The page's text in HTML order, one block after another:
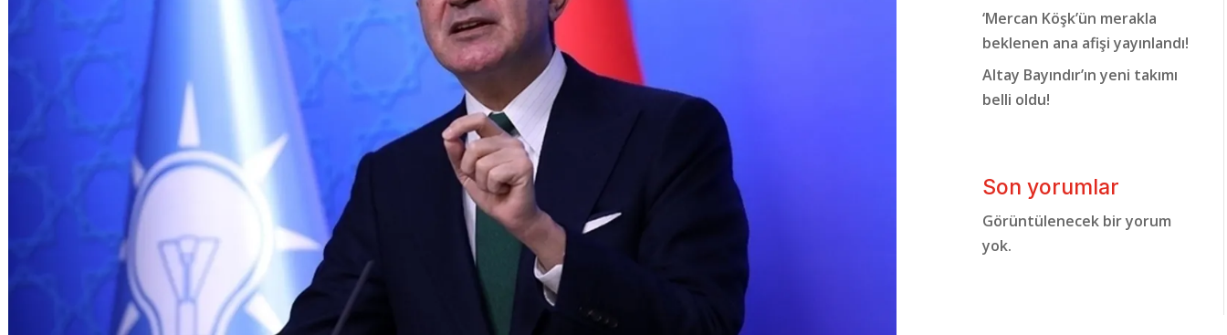
‘Mercan Köşk’ün merakla
beklenen ana afişi yayınlandı!
Altay Bayındır’ın yeni takımı
belli oldu!
Son yorumlar
Görüntülenecek bir yorum
yok.